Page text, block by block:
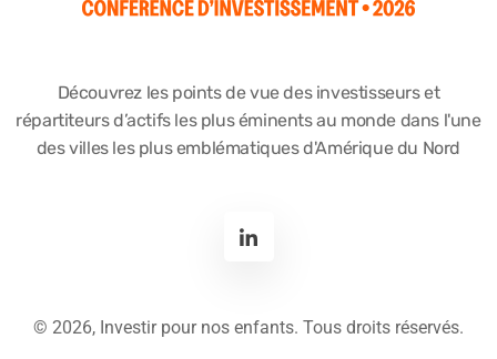
Découvrez les points de vue des investisseurs et
répartiteurs d’actifs les plus éminents au monde dans l'une
des villes les plus emblématiques d'Amérique du Nord
© 2026, Investir pour nos enfants. Tous droits réservés.